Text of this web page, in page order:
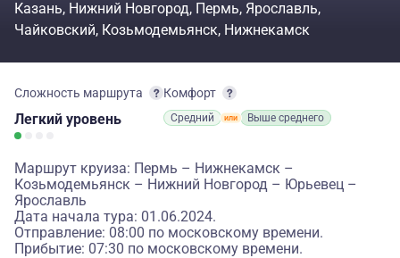
Казань Нижний Новгород Пермь Ярославль
Чайковский Козьмодемьянск Нижнекамск
Сложность маршрута
Легкий уровень
Комфорт
Средний Выше среднего
Маршрут круиза: Пермь – Нижнекамск –
Козьмодемьянск – Нижний Новгород – Юрьевец –
Ярославль
Дата начала тура: 01.06.2024.
Отправление: 08:00 по московскому времени.
Прибытие: 07:30 по московскому времени.